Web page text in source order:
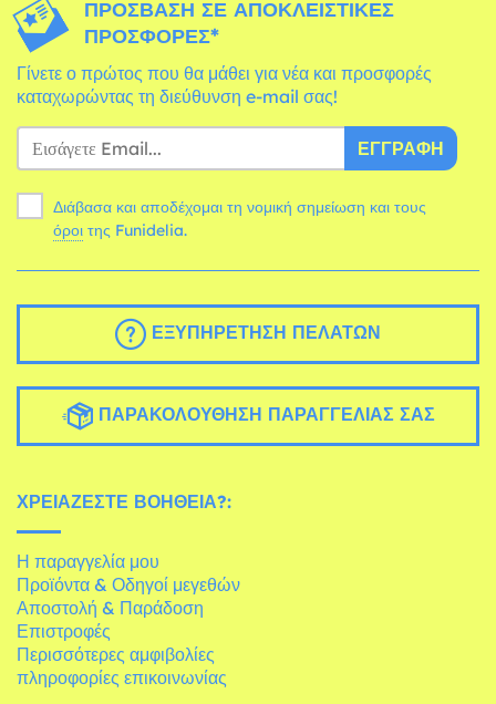
ΠΡΌΣΒΑΣΗ ΣΕ ΑΠΟΚΛΕΙΣΤΙΚΈΣ
ΠΡΟΣΦΟΡΈΣ*
Γίνετε ο πρώτος που θα μάθει για νέα και προσφορές
καταχωρώντας τη διεύθυνση e-mail σας!
ΕΓΓΡΑΦΉ
Διάβασα και αποδέχομαι τη νομική σημείωση και τους
όροι της Funidelia.
ΕΞΥΠΗΡΈΤΗΣΗ ΠΕΛΑΤΏΝ
ΠΑΡΑΚΟΛΟΎΘΗΣΗ ΠΑΡΑΓΓΕΛΊΑΣ ΣΑΣ
ΧΡΕΙΆΖΕΣΤΕ ΒΟΉΘΕΙΑ?:
Η παραγγελία μου
Προϊόντα & Οδηγοί μεγεθών
Αποστολή & Παράδοση
Επιστροφές
Περισσότερες αμφιβολίες
πληροφορίες επικοινωνίας